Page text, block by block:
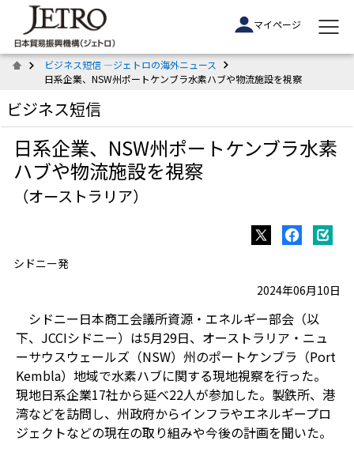
マイページ
ビジネス短信 ―ジェトロの海外ニュース
日系企業、NSW州ポートケンブラ水素ハブや物流施設を視察
ビジネス短信
日系企業、NSW州ポートケンブラ水素
ハブや物流施設を視察
（オーストラリア）
シドニー発
2024年06月10日
シドニー日本商工会議所資源・エネルギー部会（以
下、JCCIシドニー）は5月29日、オーストラリア・ニュ
ーサウスウェールズ（NSW）州のポートケンブラ（Port
Kembla）地域で水素ハブに関する現地視察を行った。
現地日系企業17社から延べ22人が参加した。製鉄所、港
湾などを訪問し、州政府からインフラやエネルギープロ
ジェクトなどの現在の取り組みや今後の計画を聞いた。